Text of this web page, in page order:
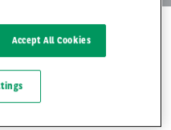
Accept All Cookies